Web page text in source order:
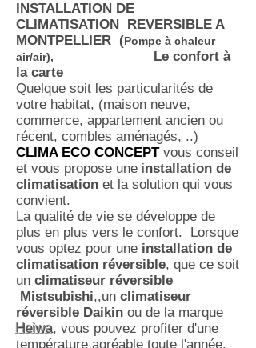
INSTALLATION DE
CLIMATISATION REVERSIBLE A
MONTPELLIER (Pompe à chaleur
air/air),
Le confort à
la carte
Quelque soit les particularités de
votre habitat, (maison neuve,
commerce, appartement ancien ou
récent, combles aménagés, ..)
CLIMA ECO CONCEPT vous conseil
et vous propose une installation de
climatisation et la solution qui vous
convient.
La qualité de vie se développe de
plus en plus vers le confort. Lorsque
vous optez pour une installation de
climatisation réversible, que ce soit
un climatiseur réversible
Mistsubishi,,un climatiseur
réversible Daikin ou de la marque
Heiwa, vous pouvez profiter d'une
température agréable toute l'année.